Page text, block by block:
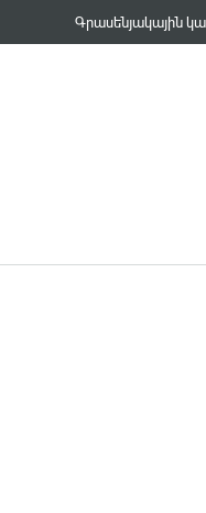
Գրասենյակային